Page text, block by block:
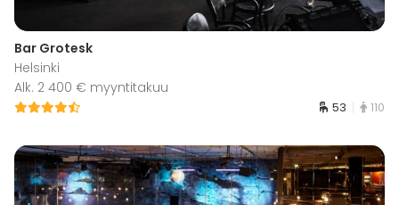
Bar Grotesk
Helsinki
Alk. 2 400 € myyntitakuu
53 110